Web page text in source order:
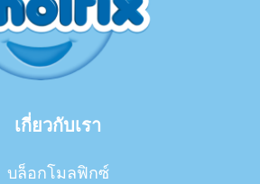
เกี่ยวกับเรา
บล็อกโมลฟิกซ์